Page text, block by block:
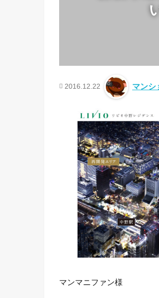
2016.12.22 マンシ
マンマニファン様